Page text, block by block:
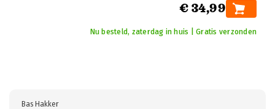
€ 34,99
Nu besteld, zaterdag in huis | Gratis verzonden
Bas Hakker